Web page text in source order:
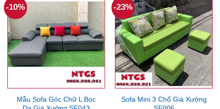
-10%
Mẫu Sofa Góc Chữ L Bọc
-23%
Sofa Mini 3 Chổ Giá Xưởng